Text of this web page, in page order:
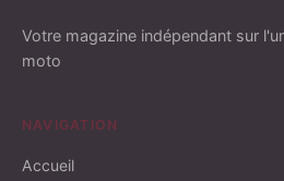
Votre magazine indépendant sur
moto
NAVIGATION
Accueil